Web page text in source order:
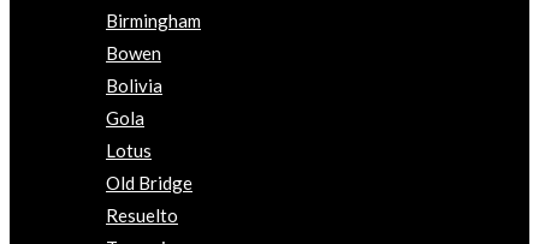
Birmingham
Bowen
Bolivia
Gola
Lotus
Old Bridge
Resuelto